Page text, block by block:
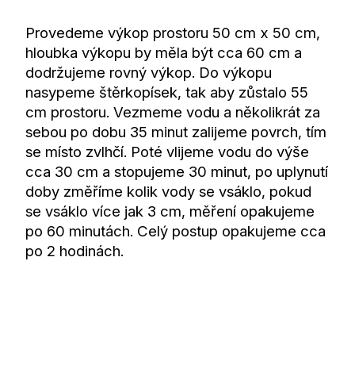
Provedeme výkop prostoru 50 cm x 50 cm,
hloubka výkopu by měla být cca 60 cm a
dodržujeme rovný výkop. Do výkopu
nasypeme štěrkopísek, tak aby zůstalo 55
cm prostoru. Vezmeme vodu a několikrát za
sebou po dobu 35 minut zalijeme povrch, tím
se místo zvlhčí. Poté vlijeme vodu do výše
cca 30 cm a stopujeme 30 minut, po uplynutí
doby změříme kolik vody se vsáklo, pokud
se vsáklo více jak 3 cm, měření opakujeme
po 60 minutách. Celý postup opakujeme cca
po 2 hodinách.